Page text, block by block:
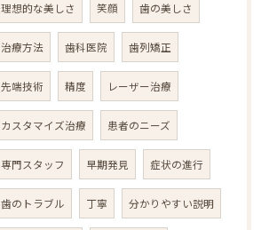
理想的な美しさ 笑顔 歯の美しさ
治療方法 歯科医院 歯列矯正
先端技術 精度 レーザー治療
カスタマイズ治療 患者のニーズ
専門スタッフ 早期発見 症状の進行
歯のトラブル 丁寧 分かりやすい説明